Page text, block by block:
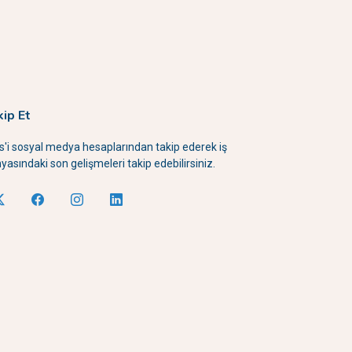
Et
sosyal medya hesaplarından takip ederek iş
son gelişmeleri takip edebilirsiniz.